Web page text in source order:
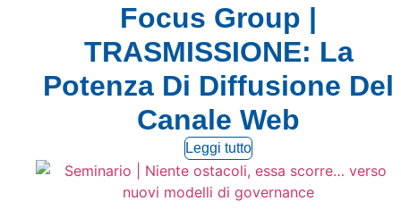
Focus Group |
TRASMISSIONE: La
Potenza Di Diffusione Del
Canale Web
Leggi tutto